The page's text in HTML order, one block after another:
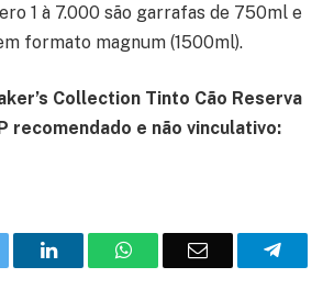
1 à 7.000 são garrafas de 750ml e
formato magnum (1500ml).
Collection Tinto Cão Reserva
recomendado e não vinculativo:
O
WhatsAppE-